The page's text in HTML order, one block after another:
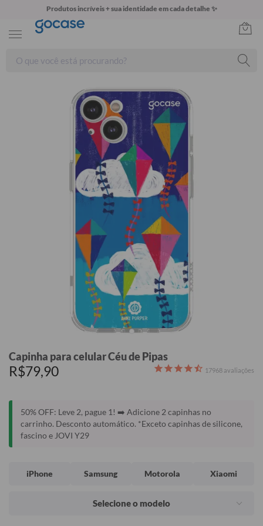
Produtos incríveis + sua identidade em cada detalhe ✨
Capinha para celular Céu de Pipas
R$79,90 17968 avaliações
50% OFF: Leve 2, pague 1! ➡️ Adicione 2 capinhas no
carrinho. Desconto automático. *Exceto capinhas de silicone,
fascino e JOVI Y29
iPhone Samsung Motorola Xiaomi
Selecione o modelo